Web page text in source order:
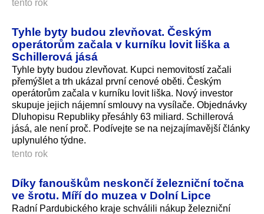
tento rok
Tyhle byty budou zlevňovat. Českým
operátorům začala v kurníku lovit liška a
Schillerová jásá
Tyhle byty budou zlevňovat. Kupci nemovitostí začali
přemýšlet a trh ukázal první cenové oběti. Českým
operátorům začala v kurníku lovit liška. Nový investor
skupuje jejich nájemní smlouvy na vysílače. Objednávky
Dluhopisu Republiky přesáhly 63 miliard. Schillerová
jásá, ale není proč. Podívejte se na nejzajímavější články
uplynulého týdne.
tento rok
Díky fanouškům neskončí železniční točna
ve šrotu. Míří do muzea v Dolní Lipce
Radní Pardubického kraje schválili nákup železniční